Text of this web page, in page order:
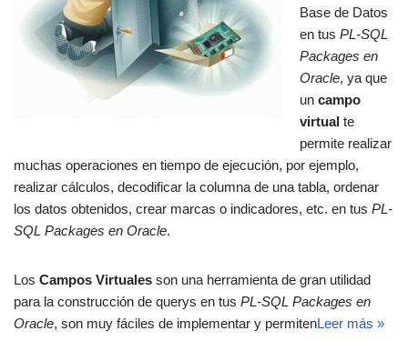
Base de Datos
en tus PL-SQL
Packages en
Oracle, ya que
un campo
virtual te
permite realizar
muchas operaciones en tiempo de ejecución, por ejemplo,
realizar cálculos, decodificar la columna de una tabla, ordenar
los datos obtenidos, crear marcas o indicadores, etc. en tus PL-
SQL Packages en Oracle.
Los Campos Virtuales son una herramienta de gran utilidad
para la construcción de querys en tus PL-SQL Packages en
Oracle, son muy fáciles de implementar y permitenLeer más »